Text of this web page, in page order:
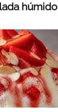
húmido